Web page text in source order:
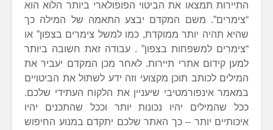
התיירות תמצאו את הביטוי הפופולארי ביותר הלוא הוא
“צימרים”. משם המקדם יבצע התאמה של המילה כך
שהיא תהיה יותר ממוקדת, כמו למשל צימרים בצפון” או
“צימרים למשפחות בצפון” . עבודה זאת חשובה ביותר
למען קידום אתרי תיירות. לאחר מכן המקדם יעביר את
המילים לכותב תוכן מקצועי וזה ידע לשתול את הביטויים
במאמר אינפורמטיבי שיעניין את הלקוח העתידי שלכם.
ככל שהמילים יהיו נכונות יותר וככל שהתכנים יהיו
איכותיים יותר – כך האתר שלכם יתקדם במנוע החיפוש